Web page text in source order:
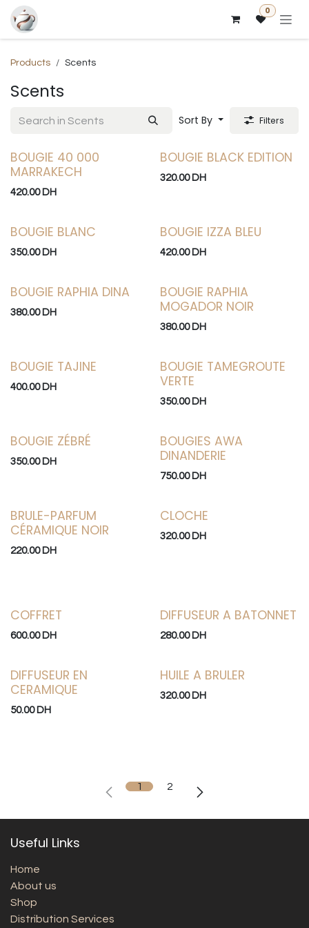
Skip to Content 0
Products Scents
Scents
Sort By Filters
BOUGIE 40 000
MARRAKECH
420.00DH
BOUGIE BLACK EDITION
320.00DH
BOUGIE BLANC
350.00DH
BOUGIE IZZA BLEU
420.00DH
BOUGIE RAPHIA DINA
380.00DH
BOUGIE RAPHIA
MOGADOR NOIR
380.00DH
BOUGIE TAJINE
400.00DH
BOUGIE TAMEGROUTE
VERTE
350.00DH
BOUGIE ZÉBRÉ
350.00DH
BOUGIES AWA
DINANDERIE
750.00DH
BRULE-PARFUM
CÉRAMIQUE NOIR
220.00DH
CLOCHE
320.00DH
COFFRET
600.00DH
DIFFUSEUR A BATONNET
280.00DH
DIFFUSEUR EN
CERAMIQUE
50.00DH
HUILE A BRULER
320.00DH
1 2
Useful Links
Home
About us
Shop
Distribution Services